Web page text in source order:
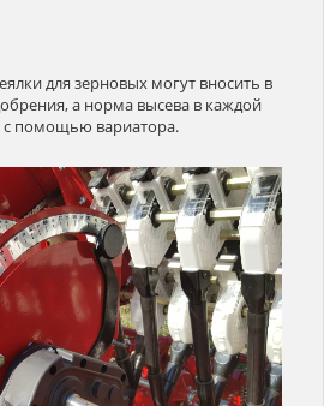
для зерновых могут вносить в
а норма высева в каждой
с помощью вариатора.